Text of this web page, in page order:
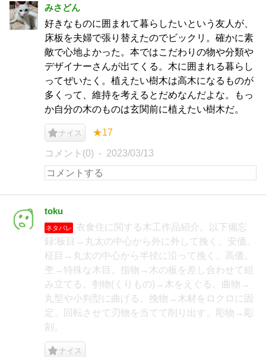
みさどん
好きなものに囲まれて暮らしたいという友人が、
床板を夫婦で張り替えたのでビックリ。確かに素
敵で心地よかった。本ではこだわりの物や分類や
デザイナーさんが出てくる。木に囲まれる暮らし
ってぜいたく。植えたい樹木は高木になるものが
多くって、維持を考えるとだめなんだよな。もっ
か自分の木のものは玄関前に植えたい樹木だ。
ナイス ★17
コメント(0) 2023/03/13
toku
ネタバレ
衣食住に関する木工作品紹介。以下備忘
録:板目→丸太の中心から外に外して挽く、安価。
柾目→丸太の中心から半径に沿って挽く、高価。
杢→特殊な木目。指物→木の板を差し合わせて組
み立てる。刳物(くりもの)→木をえぐる。曲物→
丸型や小判型に曲げる。挽物→木材をロクロに固
定、回転させて刃物を当てて削り出す。彫物→彫
刻。
ナイス